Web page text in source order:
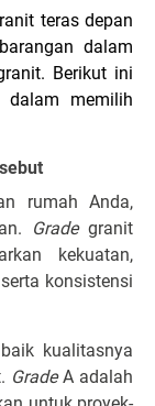
teras depan
dalam
Berikut ini
memilih
rumah Anda,
Gradegranit
kekuatan,
konsistensi
kualitasnya
GradeA adalah